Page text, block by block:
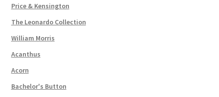
Price & Kensington
The Leonardo Collection
William Morris
Acanthus
Acorn
Bachelor's Button